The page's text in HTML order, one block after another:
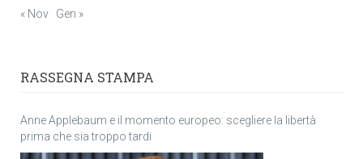
« Nov
Gen »
RASSEGNA STAMPA
Anne Applebaum e il momento europeo: scegliere la libertà
prima che sia troppo tardi